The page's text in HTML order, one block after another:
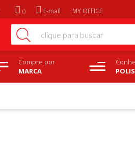
E-mail MY OFFICE
Compre por
MARCA